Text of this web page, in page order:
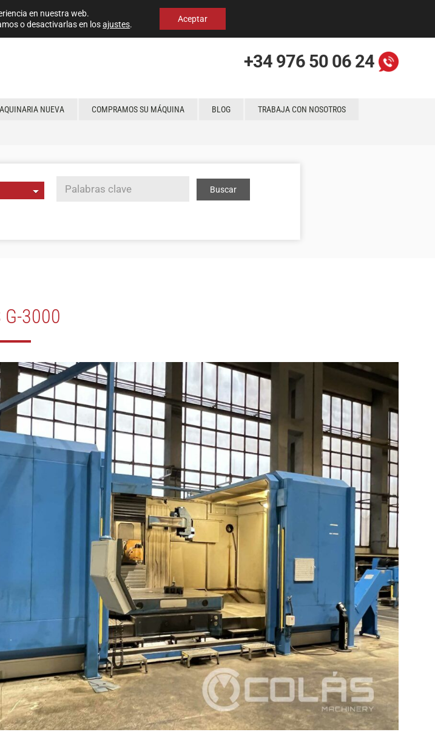
+34 976 50 06 24
NUEVA COMPRAMOS SU MÁQUINA BLOG TRABAJA CON NOSOTROS
G-3000
en nuestra web.
o desactivarlas en losajustes.
Aceptar